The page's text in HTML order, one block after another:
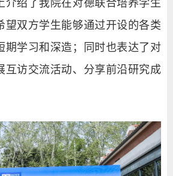
介绍了我院在对德联合培养学生
望双方学生能够通过开设的各类
期学习和深造；同时也表达了对
互访交流活动、分享前沿研究成